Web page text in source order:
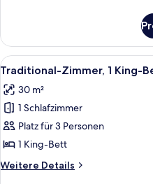
1 King-
Bett
Alle
Fotos
für
Traditional-
Zimmer,
1 King-
Bett
anzeigen
2
Traditional-Zimmer, 1 King-
30 m²
1 Schlafzimmer
Platz für 3 Personen
1 King-Bett
Weitere Details
Weitere